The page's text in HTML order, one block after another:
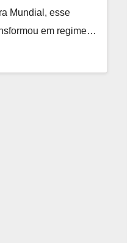
Mundial, esse
em regime…